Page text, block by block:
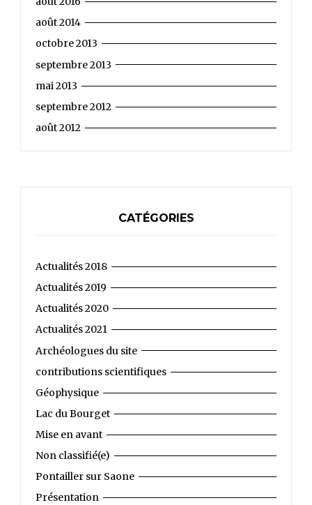
août 2014
octobre 2013
septembre 2013
mai 2013
septembre 2012
août 2012
CATÉGORIES
Actualités 2018
Actualités 2019
Actualités 2020
Actualités 2021
Archéologues du site
contributions scientifiques
Géophysique
Lac du Bourget
Mise en avant
Non classifié(e)
Pontailler sur Saone
Présentation